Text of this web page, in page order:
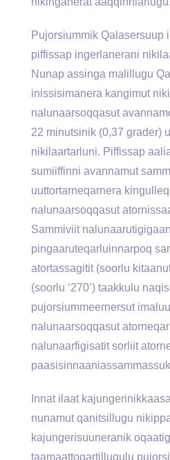
Pujorsiummik Qalasersuup
piffissap ingerlanerani
Nunap assinga malillugu
inissisimanera kangimut
nalunaarsoqqasut
22 minutsinik (0,37 grader)
nikilaartarluni. Piffissap
sumiiffinni avannamut
uuttortarneqarnera
nalunaarsoqqasut
Sammiviit
pingaaruteqarluinnarpoq
atortassagitit (soorlu
(soorlu ‘270’) taakkulu
pujorsiummeernersut
nalunaarsoqqasut
nalunaarfigisatit sorliit
Innat ilaat
nunamut qanitsillugu
kajungerisuuneranik
taamaattoqartillugulu